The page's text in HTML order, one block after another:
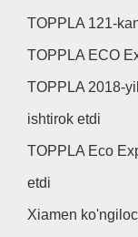
TOPPLA 121-
TOPPLA ECO
TOPPLA 2018-
ishtirok etdi
TOPPLA Eco
etdi
Xiamen